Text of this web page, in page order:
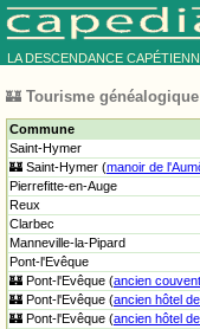
LA DESCENDANCE
🏰 Tourisme généalogique
Commune
Saint-Hymer
🏰 Saint-Hymer (manoir de
Pierrefitte-en-Auge
Reux
Clarbec
Manneville-la-Pipard
Pont-l'Evêque
🏰 Pont-l'Evêque (ancien
🏰 Pont-l'Evêque (ancien hôtel
🏰 Pont-l'Evêque (ancien hôtel